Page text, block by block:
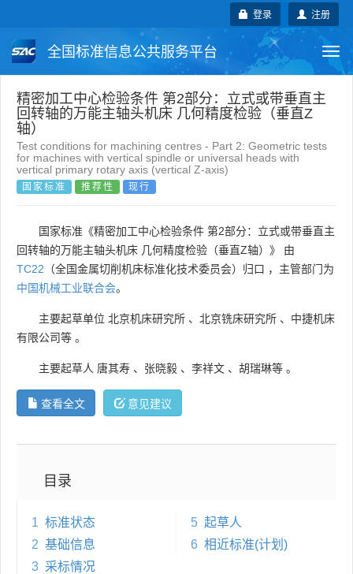
注册
登录
全国标准信息公共服务平台
国家标准 行业标准 地方标准
国外标准 技术委员会
精密加工中心检验条件 第2部分：立式或带垂直主
回转轴的万能主轴头机床 几何精度检验（垂直Z
轴）
Test conditions for machining centres - Part 2: Geometric tests
for machines with vertical spindle or universal heads with
vertical primary rotary axis (vertical Z-axis)
国家标准 推荐性 现行
国家标准《精密加工中心检验条件 第2部分：立式或带垂直主
回转轴的万能主轴头机床 几何精度检验（垂直Z轴）》 由
TC22 （全国金属切削机床标准化技术委员会）归口 ，主管部门为
中国机械工业联合会。
主要起草单位 北京机床研究所 、 北京铣床研究所 、 中捷机床
有限公司等 。
主要起草人 唐其寿 、 张晓毅 、 李祥文 、 胡瑞琳等 。
查看全文 意见建议
目录
1 标准状态
2 基础信息
3 采标情况
5 起草人
6 相近标准(计划)